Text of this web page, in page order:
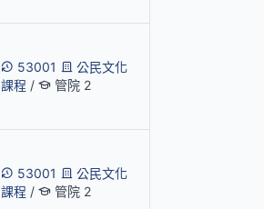
53001
公民文化
課程 / 管院 2
53001
公民文化
課程 / 管院 2